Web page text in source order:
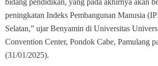
bidang pendidikan, yang pada akhirnya akan
peningkatan Indeks Pembangunan Manusia
Selatan,” ujar Benyamin di Universitas
Convention Center, Pondok Cabe, Pamulang
(31/01/2025).